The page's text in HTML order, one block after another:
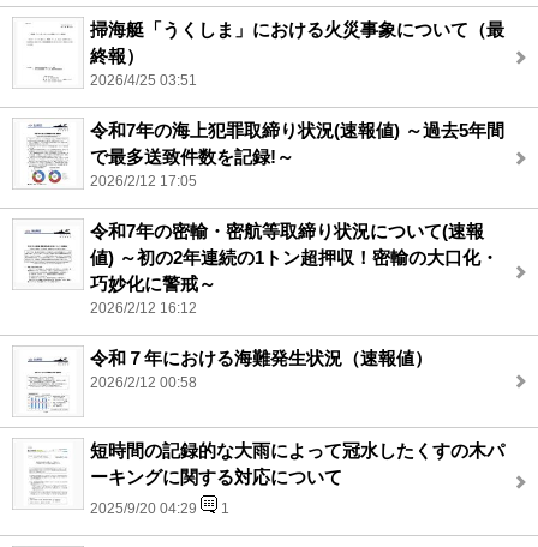
掃海艇「うくしま」における火災事象について（最
終報）
2026/4/25 03:51
令和7年の海上犯罪取締り状況(速報値) ～過去5年間
で最多送致件数を記録!～
2026/2/12 17:05
令和7年の密輸・密航等取締り状況について(速報
値) ～初の2年連続の1トン超押収！密輸の大口化・
巧妙化に警戒～
2026/2/12 16:12
令和７年における海難発生状況（速報値）
2026/2/12 00:58
短時間の記録的な大雨によって冠水したくすの木パ
ーキングに関する対応について
2025/9/20 04:29 1